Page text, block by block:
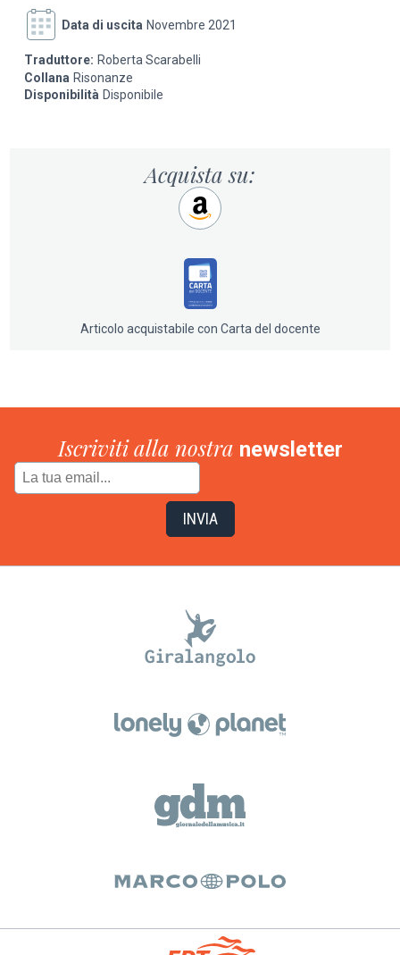
musicali tedeschi, uomo di enciclopedica erudizione e
animatore del dibattito culturale tedesco per oltre
e musica nei libretti d’opera, e il moderatore, ma
sarebbe meglio dire “fomentatore” dell’incontro, era
vero regalo per l’intelligenza e la curiosità intellettuale
di qualsiasi lettore. Ad accompagnare questo divertente
e sanguigno duello, e a inquadrarlo nei grandi temi
dell’opera, della memoria e dell’autobiografia, un ironico
intorno alle figure e alle armonie del
il capolavoro di Richard Strauss – vero nume tutelare
Data di uscita Novembre 2021
Traduttore: Roberta Scarabelli
Collana Risonanze
Disponibilità Disponibile
Acquista su:
Articolo acquistabile con Carta del docente
Iscriviti alla nostra newsletter